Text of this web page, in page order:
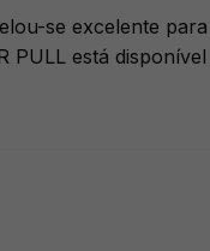
se excelente
está